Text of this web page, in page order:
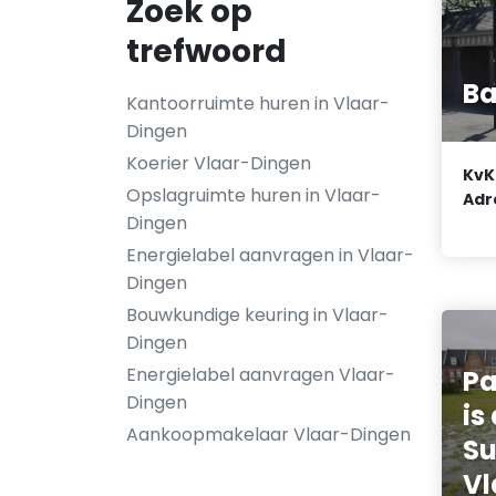
Zoek op
trefwoord
Kantoorruimte huren in Vlaar-
Dingen
Koerier Vlaar-Dingen
Opslagruimte huren in Vlaar-
Dingen
Energielabel aanvragen in Vlaar-
Dingen
Bouwkundige keuring in Vlaar-
Dingen
Energielabel aanvragen Vlaar-
Dingen
Aankoopmakelaar Vlaar-Dingen
is